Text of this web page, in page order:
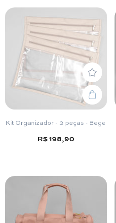
Kit Organizador - 3 peças - Bege
R$ 198,90